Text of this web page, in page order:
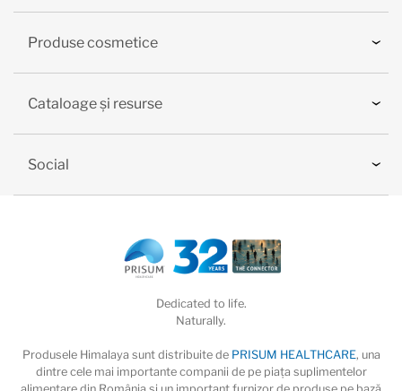
Produse cosmetice
Cataloage și resurse
Social
Dedicated to life.
Naturally.
Produsele Himalaya sunt distribuite de PRISUM HEALTHCARE, una
dintre cele mai importante companii de pe piaţa suplimentelor